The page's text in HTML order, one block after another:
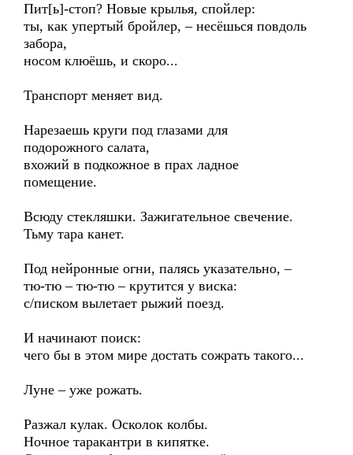
Пит[ь]-стоп? Новые крылья, спойлер:
ты, как упертый бройлер, – несёшься повдоль
забора,
носом клюёшь, и скоро...
Транспорт меняет вид.
Нарезаешь круги под глазами для
подорожного салата,
вхожий в подкожное в прах ладное
помещение.
Всюду стекляшки. Зажигательное свечение.
Тьму тара канет.
Под нейронные огни, палясь указательно, –
тю-тю – тю-тю – крутится у виска:
с/писком вылетает рыжий поезд.
И начинают поиск:
чего бы в этом мире достать сожрать такого...
Луне – уже рожать.
Разжал кулак. Осколок колбы.
Ночное таракантри в кипятке.